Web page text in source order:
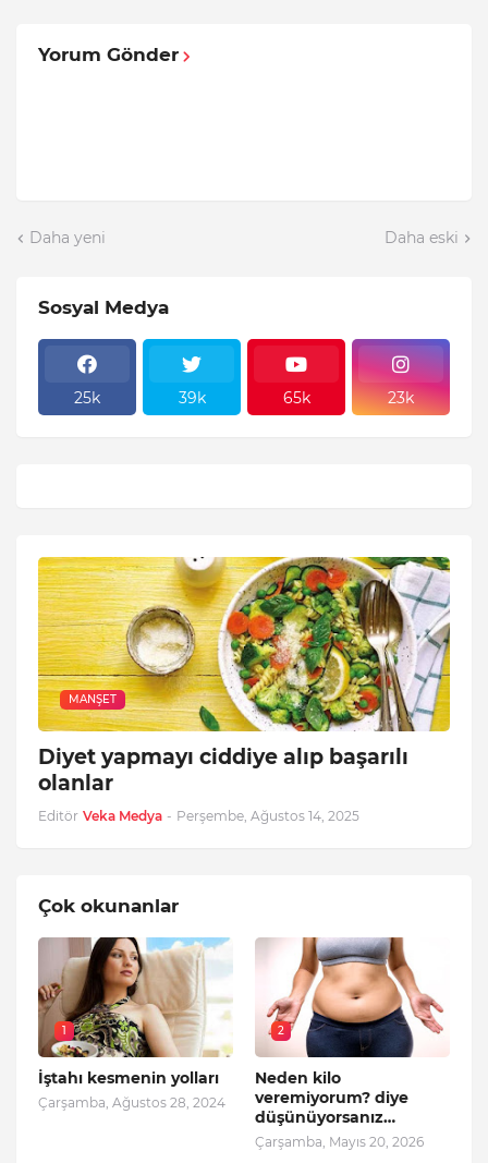
Yorum Gönder
Daha yeni Daha eski
Sosyal Medya
25k 39k 65k 23k
MANŞET
Diyet yapmayı ciddiye alıp başarılı
olanlar
Editör Veka Medya - Perşembe, Ağustos 14, 2025
Çok okunanlar
1
İştahı kesmenin yolları
Çarşamba, Ağustos 28, 2024
2
Neden kilo
veremiyorum? diye
düşünüyorsanız…
Çarşamba, Mayıs 20, 2026